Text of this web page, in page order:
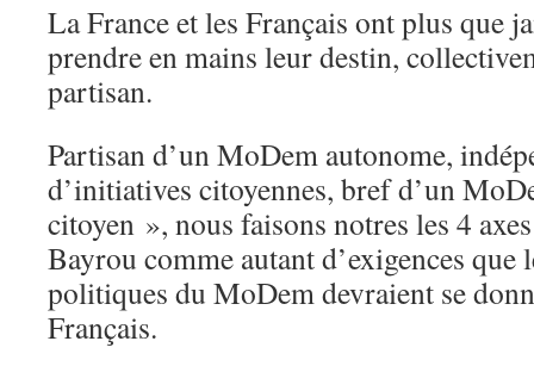
La France et les Français ont plus que
prendre en mains leur destin,
partisan.
Partisan d’un MoDem autonome,
d’initiatives citoyennes, bref d’un
citoyen », nous faisons notres les 4
Bayrou comme autant d’exigences que
politiques du MoDem devraient se
Français.